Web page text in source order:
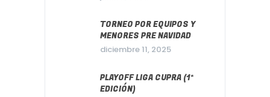
TORNEO POR EQUIPOS Y
MENORES PRE NAVIDAD
diciembre 11, 2025
PLAYOFF LIGA CUPRA (1ª
EDICIÓN)